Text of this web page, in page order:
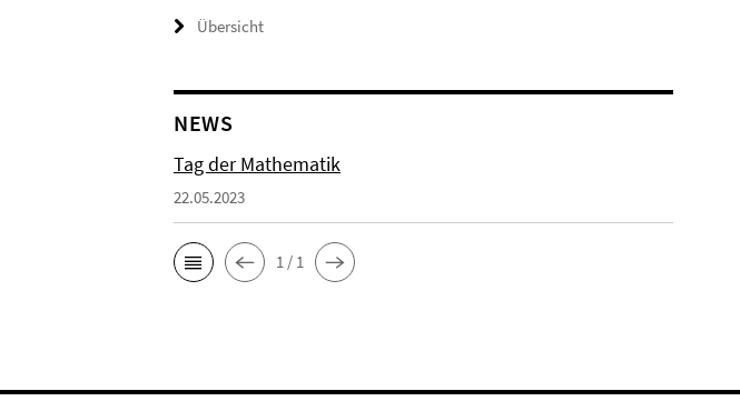
Übersicht
NEWS
Tag der Mathematik
22.05.2023
1 / 1